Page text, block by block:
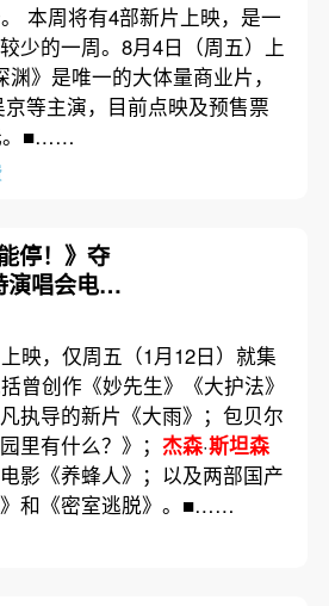
本周将有4部新片上映，是一
少的一周。8月4日（周五）上
》是唯一的大体量商业片，
京等主演，目前点映及预售票
。■……
停！》夺
演唱会电影
映，仅周五（1月12日）就集
曾创作《妙先生》《大护法》
执导的新片《大雨》；包贝尔
里有什么？》； 杰森·斯坦森
影《养蜂人》；以及两部国产
和《密室逃脱》。■……